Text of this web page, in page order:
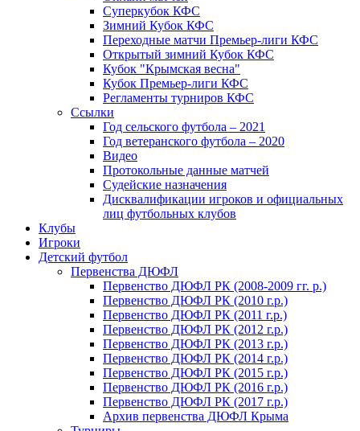
Суперкубок КФС
Зимний Кубок КФС
Переходные матчи Премьер-лиги КФС
Открытый зимний Кубок КФС
Кубок "Крымская весна"
Кубок Премьер-лиги КФС
Регламенты турниров КФС
Ссылки
Год сельского футбола – 2021
Год ветеранского футбола – 2020
Видео
Протокольные данные матчей
Судейские назначения
Дисквалификации игроков и официальных
лиц футбольных клубов
Клубы
Игроки
Детский футбол
Первенства ДЮФЛ
Первенство ДЮФЛ РК (2008-2009 гг. р.)
Первенство ДЮФЛ РК (2010 г.р.)
Первенство ДЮФЛ РК (2011 г.р.)
Первенство ДЮФЛ РК (2012 г.р.)
Первенство ДЮФЛ РК (2013 г.р.)
Первенство ДЮФЛ РК (2014 г.р.)
Первенство ДЮФЛ РК (2015 г.р.)
Первенство ДЮФЛ РК (2016 г.р.)
Первенство ДЮФЛ РК (2017 г.р.)
Архив первенства ДЮФЛ Крыма